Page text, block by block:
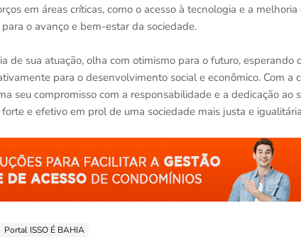
em áreas críticas, como o acesso à tecnologia e a
o avanço e bem-estar da sociedade.
de sua atuação, olha com otimismo para o futuro, esperando
para o desenvolvimento social e econômico. Com a
seu compromisso com a responsabilidade e a dedicação ao
e efetivo em prol de uma sociedade mais justa e
Portal ISSO É BAHIA